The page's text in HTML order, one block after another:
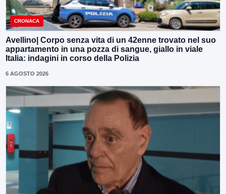
CRONACA
Avellino| Corpo senza vita di un 42enne trovato nel suo
appartamento in una pozza di sangue, giallo in viale
Italia: indagini in corso della Polizia
6 AGOSTO 2026